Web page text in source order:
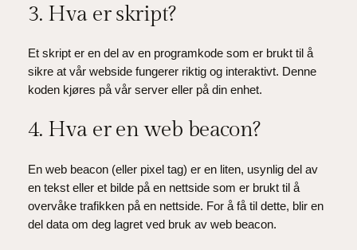
3. Hva er skript?
Et skript er en del av en programkode som er brukt til å
sikre at vår webside fungerer riktig og interaktivt. Denne
koden kjøres på vår server eller på din enhet.
4. Hva er en web beacon?
En web beacon (eller pixel tag) er en liten, usynlig del av
en tekst eller et bilde på en nettside som er brukt til å
overvåke trafikken på en nettside. For å få til dette, blir en
del data om deg lagret ved bruk av web beacon.